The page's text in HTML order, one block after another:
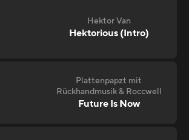
Hektor Van
Hektorious (Intro)
Plattenpapzt mit
Rückhandmusik & Roccwell
Future Is Now